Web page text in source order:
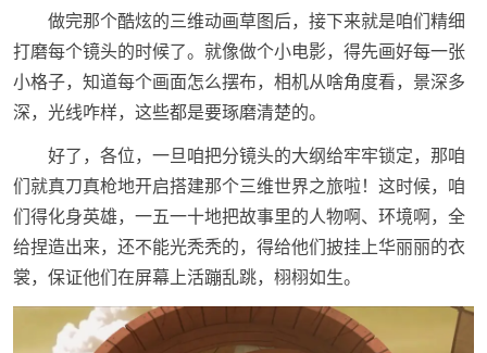
做完那个酷炫的三维动画草图后，接下来就是咱们精细
打磨每个镜头的时候了。就像做个小电影，得先画好每一张
小格子，知道每个画面怎么摆布，相机从啥角度看，景深多
深，光线咋样，这些都是要琢磨清楚的。
好了，各位，一旦咱把分镜头的大纲给牢牢锁定，那咱
们就真刀真枪地开启搭建那个三维世界之旅啦！这时候，咱
们得化身英雄，一五一十地把故事里的人物啊、环境啊，全
给捏造出来，还不能光秃秃的，得给他们披挂上华丽丽的衣
裳，保证他们在屏幕上活蹦乱跳，栩栩如生。